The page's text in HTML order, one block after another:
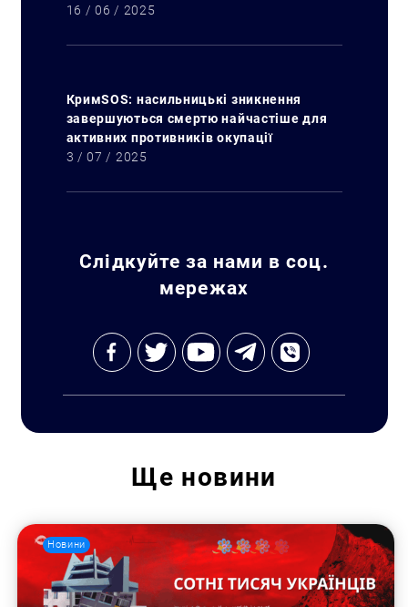
16 / 06 / 2025
КримSOS: насильницькі зникнення
завершуються смертю найчастіше для
активних противників окупації
3 / 07 / 2025
Слідкуйте за нами в соц.
мережах
Ще новини
Новини